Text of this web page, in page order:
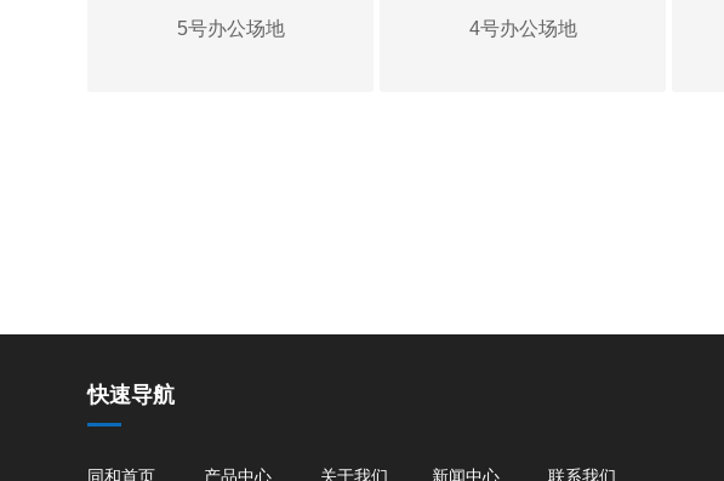
5号办公场地 4号办公场地
快速导航
同和首页 产品中心 关于我们 新闻中心 联系我们